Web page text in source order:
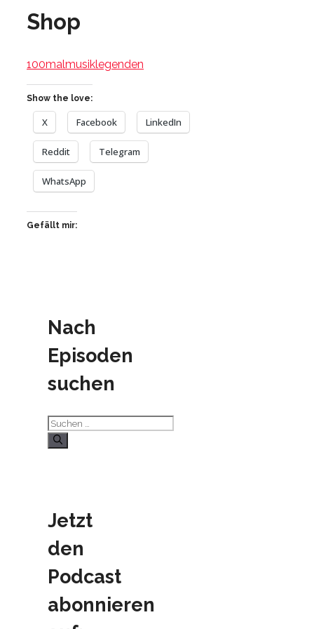
Shop
100malmusiklegenden
Show the love:
X Facebook LinkedIn
Reddit Telegram
WhatsApp
Gefällt mir:
Nach
Episoden
suchen
Suchen
nach:
Jetzt
den
Podcast
abonnieren